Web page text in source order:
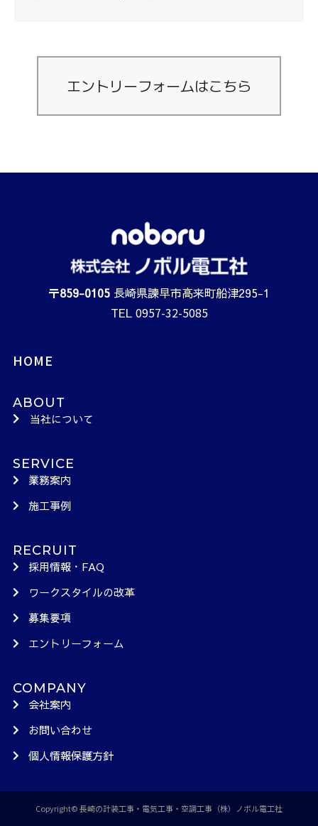
エントリーフォームはこちら
〒859-0105 長崎県諫早市高来町船津295-1
TEL 0957-32-5085
HOME
ABOUT
当社について
SERVICE
業務案内
施工事例
RECRUIT
採用情報・FAQ
ワークスタイルの改革
募集要項
エントリーフォーム
COMPANY
会社案内
お問い合わせ
個人情報保護方針
Copyright©長崎の計装工事・電気工事・空調工事（株）ノボル電工社